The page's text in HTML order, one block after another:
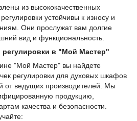
из высококачественных
устойчивы к износу и
Они прослужат вам долгие
вид и функциональность.
в "Мой Мастер"
"Мой Мастер" вы найдете
регулировки для духовых шкафов
от ведущих производителей. Мы
продукцию,
качества и безопасности.